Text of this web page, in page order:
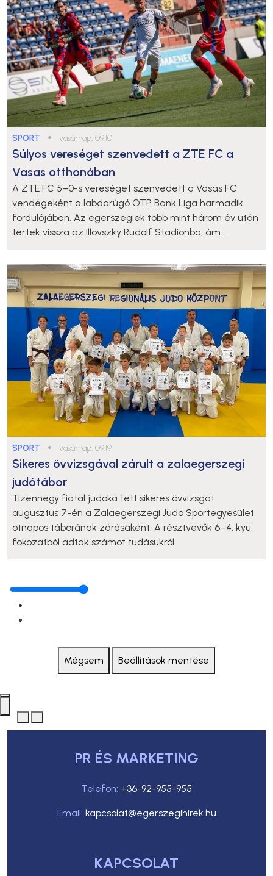
SPORT ● vasárnap, 09:10
Súlyos vereséget szenvedett a ZTE FC a
Vasas otthonában
A ZTE FC 5–0-s vereséget szenvedett a Vasas FC
vendégeként a labdarúgó OTP Bank Liga harmadik
fordulójában. Az egerszegiek több mint három év után
tértek vissza az Illovszky Rudolf Stadionba, ám ...
SPORT ● vasárnap, 09:19
Sikeres övvizsgával zárult a zalaegerszegi
judótábor
Tizennégy fiatal judoka tett sikeres övvizsgát
augusztus 7-én a Zalaegerszegi Judo Sportegyesület
ötnapos táborának zárásaként. A résztvevők 6–4. kyu
fokozatból adtak számot tudásukról.
Mégsem Beállítások mentése
PR ÉS MARKETING
Telefon: +36-92-955-955
Email: kapcsolat@egerszegihirek.hu
KAPCSOLAT